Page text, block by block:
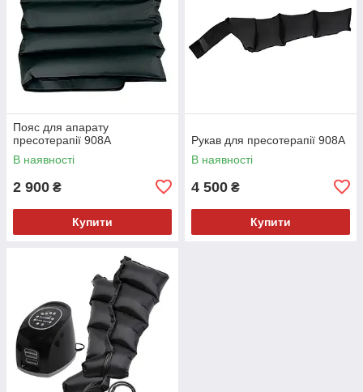
Пояс для апарату
пресотерапії 908A
В наявності
2 900 ₴
Купити
Рукав для пресотерапії 908A
В наявності
4 500 ₴
Купити